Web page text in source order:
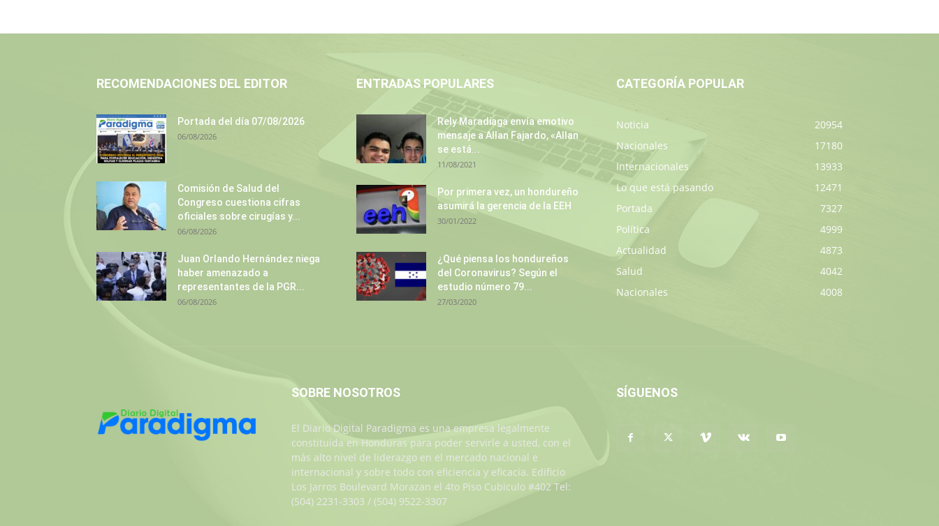
RECOMENDACIONES DEL EDITOR
Portada del día 07/08/2026
06/08/2026
Comisión de Salud del
Congreso cuestiona cifras
oficiales sobre cirugías y...
06/08/2026
Juan Orlando Hernández niega
haber amenazado a
representantes de la PGR...
06/08/2026
ENTRADAS POPULARES
Rely Maradiaga envía emotivo
mensaje a Allan Fajardo, «Allan
se está...
11/08/2021
Por primera vez, un hondureño
asumirá la gerencia de la EEH
30/01/2022
¿Qué piensa los hondureños
del Coronavirus? Según el
estudio número 79...
27/03/2020
CATEGORÍA POPULAR
Noticia
20954
Nacionales
17180
Internacionales
13933
Lo que está pasando
12471
Portada
7327
Política
4999
Actualidad
4873
Salud
4042
Nacionales
4008
SOBRE NOSOTROS
El Diario Digital Paradigma es una empresa legalmente
constituida en Honduras para poder servirle a usted, con el
más alto nivel de liderazgo en el mercado nacional e
internacional y sobre todo con eficiencia y eficacia. Edificio
Los Jarros Boulevard Morazan el 4to Piso Cubiculo #402 Tel:
(504) 2231-3303 / (504) 9522-3307
SÍGUENOS